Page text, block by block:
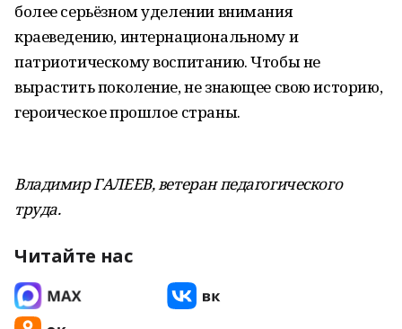
более серьёзном уделении внимания
краеведению, интернациональному и
патриотическому воспитанию. Чтобы не
вырастить поколение, не знающее свою историю,
героическое прошлое страны.
Владимир ГАЛЕЕВ, ветеран педагогического
труда.
Читайте нас